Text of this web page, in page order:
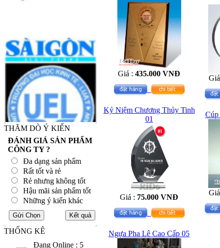
THĂM DÒ Ý KIẾN
ĐÁNH GIÁ SẢN PHẨM
CÔNG TY ?
Đa dạng sản phẩm
Rất tốt và rẻ
Rẻ nhưng không tốt
Hậu mãi sản phẩm tốt
Những ý kiến khác
THỐNG KÊ
Đang Online : 5
Giá : 435.000 VNĐ
Kỷ Niệm Chương Thủy Tinh
01
Giá : 75.000 VNĐ
Cúp
Ngựa Pha Lê Cao Cấp 05